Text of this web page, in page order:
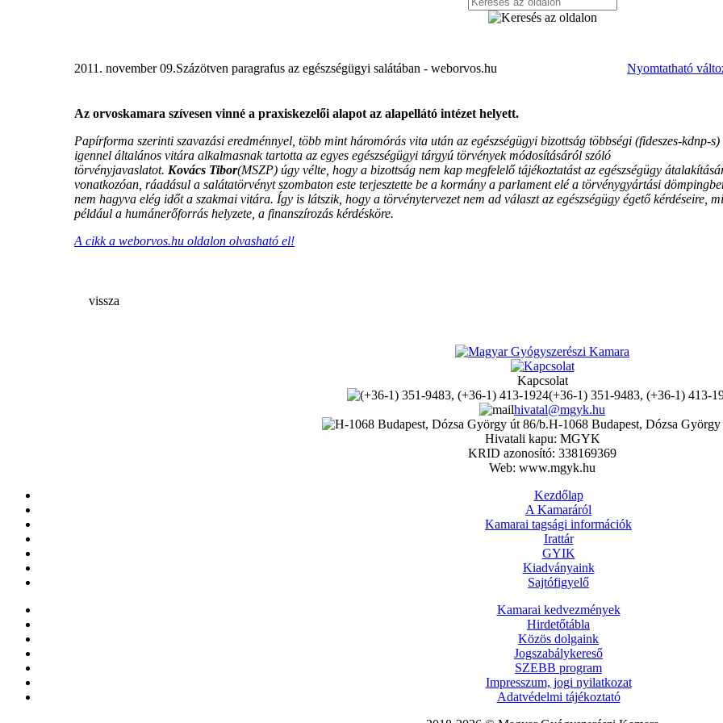
Nyomtatható
2011. november 09.Százötven paragrafus az egészségügyi salátában - weborvos.hu
Az orvoskamara szívesen vinné a praxiskezelői alapot az alapellátó intézet helyett.
Papírforma szerinti szavazási eredménnyel, több mint háromórás vita után az egészségügyi bizottság többségi (fideszes-kdnp-s)
igennel általános vitára alkalmasnak tartotta az egyes egészségügyi tárgyú törvények módosításáról szóló
törvényjavaslatot. Kovács Tibor(MSZP) úgy vélte, hogy a bizottság nem kap megfelelő tájékoztatást az egészségügy
vonatkozóan, ráadásul a salátatörvényt szombaton este terjesztette be a kormány a parlament elé a törvénygyártási
nem hagyva elég időt a szakmai vitára. Így is látszik, hogy a törvénytervezet nem ad választ az egészségügy égető kérdéseire,
például a humánerőforrás helyzete, a finanszírozás kérdésköre.
A cikk a weborvos.hu oldalon olvasható el!
vissza
Kapcsolat
(+36-1) 351-9483, (+36-1) 413-
hivatal@mgyk.hu
H-1068 Budapest, Dózsa György
Hivatali kapu: MGYK
KRID azonosító: 338169369
Web: www.mgyk.hu
Kezdőlap
A Kamaráról
Kamarai tagsági információk
Irattár
GYIK
Kiadványaink
Sajtófigyelő
Kamarai kedvezmények
Hirdetőtábla
Közös dolgaink
Jogszabálykereső
SZEBB program
Impresszum, jogi nyilatkozat
Adatvédelmi tájékoztató